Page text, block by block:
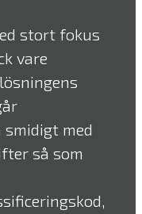
stort fokus
vare
med
så som